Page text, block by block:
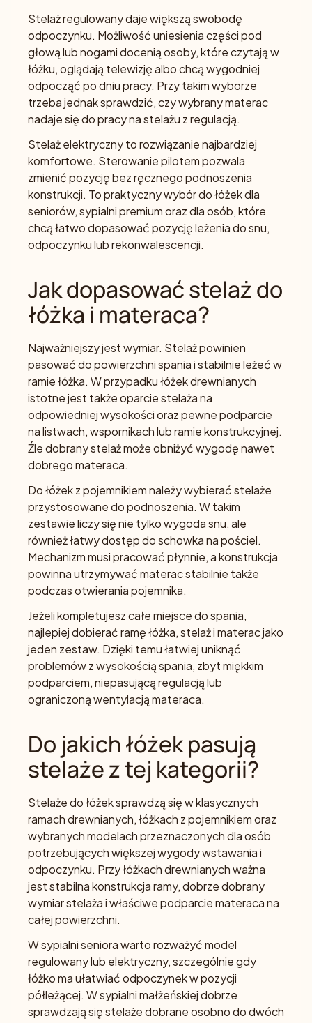
Stelaż regulowany daje większą swobodę
odpoczynku. Możliwość uniesienia części pod
głową lub nogami docenią osoby, które czytają w
łóżku, oglądają telewizję albo chcą wygodniej
odpocząć po dniu pracy. Przy takim wyborze
trzeba jednak sprawdzić, czy wybrany materac
nadaje się do pracy na stelażu z regulacją.
Stelaż elektryczny to rozwiązanie najbardziej
komfortowe. Sterowanie pilotem pozwala
zmienić pozycję bez ręcznego podnoszenia
konstrukcji. To praktyczny wybór do łóżek dla
seniorów, sypialni premium oraz dla osób, które
chcą łatwo dopasować pozycję leżenia do snu,
odpoczynku lub rekonwalescencji.
Jak dopasować stelaż do
łóżka i materaca?
Najważniejszy jest wymiar. Stelaż powinien
pasować do powierzchni spania i stabilnie leżeć w
ramie łóżka. W przypadku łóżek drewnianych
istotne jest także oparcie stelaża na
odpowiedniej wysokości oraz pewne podparcie
na listwach, wspornikach lub ramie konstrukcyjnej.
Źle dobrany stelaż może obniżyć wygodę nawet
dobrego materaca.
Do łóżek z pojemnikiem należy wybierać stelaże
przystosowane do podnoszenia. W takim
zestawie liczy się nie tylko wygoda snu, ale
również łatwy dostęp do schowka na pościel.
Mechanizm musi pracować płynnie, a konstrukcja
powinna utrzymywać materac stabilnie także
podczas otwierania pojemnika.
Jeżeli kompletujesz całe miejsce do spania,
najlepiej dobierać ramę łóżka, stelaż i materac jako
jeden zestaw. Dzięki temu łatwiej uniknąć
problemów z wysokością spania, zbyt miękkim
podparciem, niepasującą regulacją lub
ograniczoną wentylacją materaca.
Do jakich łóżek pasują
stelaże z tej kategorii?
Stelaże do łóżek sprawdzą się w klasycznych
ramach drewnianych, łóżkach z pojemnikiem oraz
wybranych modelach przeznaczonych dla osób
potrzebujących większej wygody wstawania i
odpoczynku. Przy łóżkach drewnianych ważna
jest stabilna konstrukcja ramy, dobrze dobrany
wymiar stelaża i właściwe podparcie materaca na
całej powierzchni.
W sypialni seniora warto rozważyć model
regulowany lub elektryczny, szczególnie gdy
łóżko ma ułatwiać odpoczynek w pozycji
półleżącej. W sypialni małżeńskiej dobrze
sprawdzają się stelaże dobrane osobno do dwóch